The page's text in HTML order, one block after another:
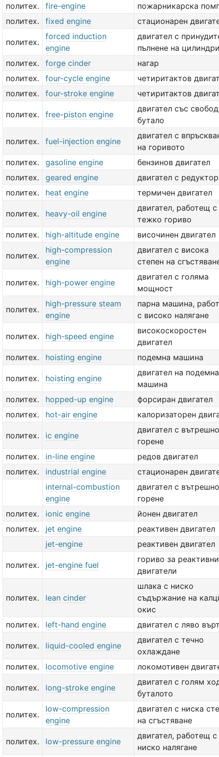
политех.
fire-engine
пожарникарска
политех.
fixed engine стационарен
политех.
forced induction
engine
двигател с
пълнене на
политех.
forge cinder
нагар
политех.
four-cycle engine
четиритактов
политех.
four-stroke engine четиритактов
политех. free-piston engine
двигател със
бутало
политех. fuel-injection engine
двигател с
на горивото
политех.
gasoline engine
бензинов двигател
политех.
geared engine
двигател с редуктор
политех.
heat engine термичен двигател
политех. heavy-oil engine
двигател, работещ с
тежко гориво
политех.
high-altitude engine височинен двигател
политех.
high-compression
engine
двигател с висока
степен на
политех. high-power engine
двигател с голяма
мощност
политех.
high-pressure steam
engine
парна машина,
с високо налягане
политех. high-speed engine
високоскоростен
двигател
политех.
hoisting engine подемна машина
политех. hoisting engine
двигател на подемна
машина
политех.
hopped-up engine
форсиран двигател
политех.
hot-air engine калоризаторен
политех. ic engine
двигател с вътрешно
горене
политех.
in-line engine
редов двигател
политех.
industrial engine
стационарен
internal-combustion
engine
двигател с вътрешно
горене
политех.
ionic engine
йонен двигател
политех.
jet engine
реактивен двигател
jet-engine
реактивен двигател
политех. jet-engine fuel
гориво за реактивни
двигатели
политех. lean cinder
шлака с ниско
съдържание на
окис
политех.
left-hand engine двигател с ляво
политех. liquid-cooled engine
двигател с течно
охлаждане
политех.
locomotive engine локомотивен
политех. long-stroke engine
двигател с голям
буталото
политех.
low-compression
engine
двигател с ниска
на сгъстяване
политех. low-pressure engine
двигател, работещ с
ниско налягане